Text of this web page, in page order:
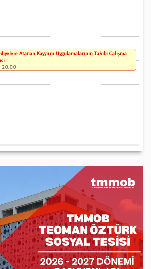
Atanan Kayyum Uygulamalarının Takibi Çalışma
20:00